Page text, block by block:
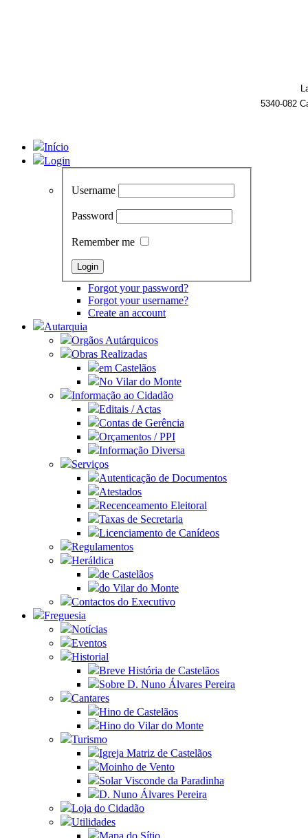
5340-082
Início
Login
Username
Password
Remember me
Forgot your password?
Forgot your username?
Create an account
Autarquia
Orgãos Autárquicos
Obras Realizadas
em Castelãos
No Vilar do Monte
Informação ao Cidadão
Editais / Actas
Contas de Gerência
Orçamentos / PPI
Informação Diversa
Serviços
Autenticação de Documentos
Atestados
Recenceamento Eleitoral
Taxas de Secretaria
Licenciamento de Canídeos
Regulamentos
Heráldica
de Castelãos
do Vilar do Monte
Contactos do Executivo
Freguesia
Notícias
Eventos
Historial
Breve História de Castelãos
Sobre D. Nuno Álvares Pereira
Cantares
Hino de Castelãos
Hino do Vilar do Monte
Turismo
Igreja Matriz de Castelãos
Moinho de Vento
Solar Visconde da Paradinha
D. Nuno Álvares Pereira
Loja do Cidadão
Utilidades
Mapa do Sítio